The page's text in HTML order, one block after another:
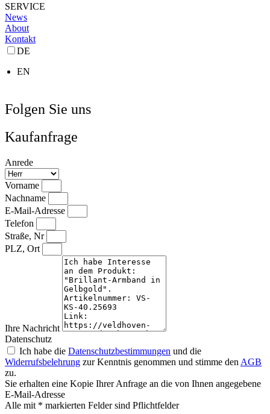
SERVICE
News
About
Kontakt
DE
EN
Folgen Sie uns
Kaufanfrage
Anrede
Vorname
Nachname
E-Mail-Adresse
Telefon
Straße, Nr
PLZ, Ort
Ihre Nachricht
Datenschutz
Ich habe die Datenschutzbestimmungen und die
Widerrufsbelehrung zur Kenntnis genommen und stimme den AGB
zu.
Sie erhalten eine Kopie Ihrer Anfrage an die von Ihnen angegebene
E-Mail-Adresse
Alle mit * markierten Felder sind Pflichtfelder